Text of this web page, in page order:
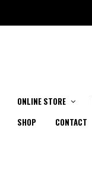
ONLINE STORE
SHOP
CONTACT